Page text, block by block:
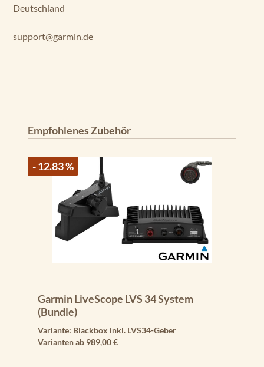
Deutschland
support@garmin.de
Produktgalerie überspringen
Empfohlenes Zubehör
- 12.83 %
Garmin LiveScope LVS 34 System
(Bundle)
Variante: Blackbox inkl. LVS34-Geber
Varianten ab 989,00 €